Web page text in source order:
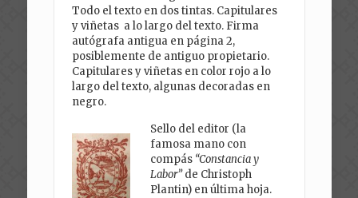
Todo el texto en dos tintas. Capitulares
y viñetas a lo largo del texto. Firma
autógrafa antigua en página 2,
posiblemente de antiguo propietario.
Capitulares y viñetas en color rojo a lo
largo del texto, algunas decoradas en
negro.
Sello del editor (la
famosa mano con
compás “Constancia y
Labor”de Christoph
Plantin) en última hoja.